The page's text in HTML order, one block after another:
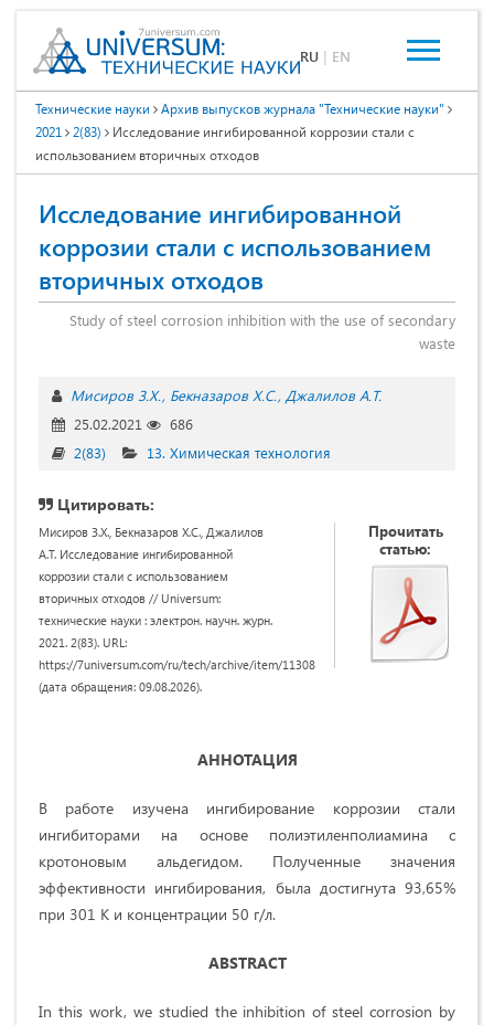
RU | EN
Технические науки
Архив выпусков журнала "Технические науки"
2021
2(83)
Исследование ингибированной коррозии стали с
использованием вторичных отходов
Исследование ингибированной
коррозии стали с использованием
вторичных отходов
Study of steel corrosion inhibition with the use of secondary
waste
Мисиров З.Х. Бекназаров Х.С. Джалилов А.Т.
25.02.2021
686
2(83)
13. Химическая технология
Цитировать:
Мисиров З.Х., Бекназаров Х.С., Джалилов
А.Т. Исследование ингибированной
коррозии стали с использованием
вторичных отходов // Universum:
технические науки : электрон. научн. журн.
2021. 2(83). URL:
https://7universum.com/ru/tech/archive/item/11308
(дата обращения: 09.08.2026).
Прочитать
статью:
АННОТАЦИЯ
В работе изучена ингибирование коррозии стали
ингибиторами на основе полиэтиленполиамина с
кротоновым альдегидом. Полученные значения
эффективности ингибирования, была достигнута 93,65%
при 301 K и концентрации 50 г/л.
ABSTRACT
In this work, we studied the inhibition of steel corrosion by